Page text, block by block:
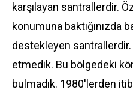
karşılayan santrallerdir.
konumuna baktığınızda
destekleyen
etmedik. Bu bölgedeki
bulmadık. 1980'lerden